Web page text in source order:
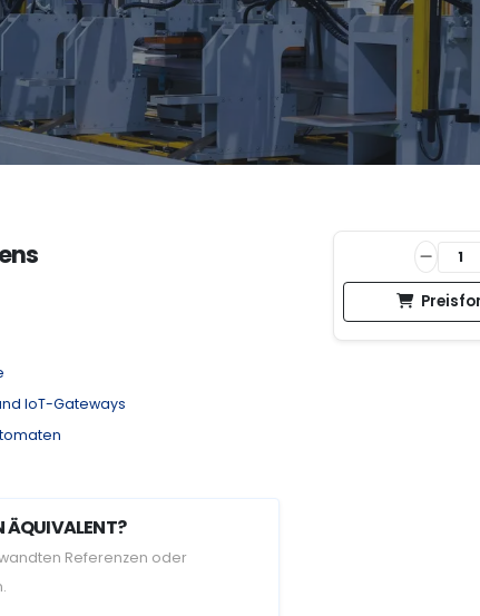
IoT-Gateways
ÄQUIVALENT?
Referenzen oder